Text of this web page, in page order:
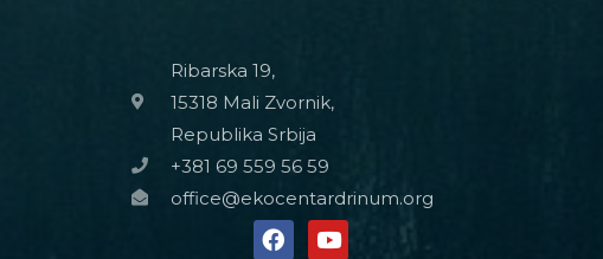
Ribarska 19,
15318 Mali Zvornik,
Republika Srbija
+381 69 559 56 59
office@ekocentardrinum.org